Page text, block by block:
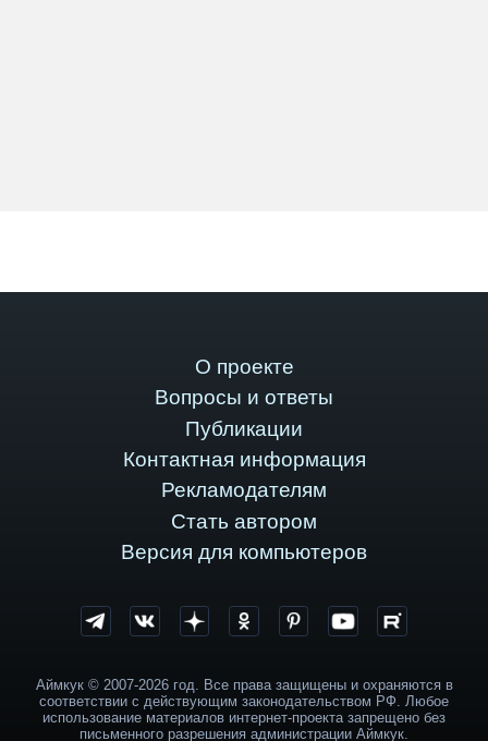
О проекте
Вопросы и ответы
Публикации
Контактная информация
Рекламодателям
Стать автором
Версия для компьютеров
Аймкук © 2007-2026 год. Все права защищены и охраняются в
соответствии с действующим законодательством РФ. Любое
использование материалов интернет-проекта запрещено без
письменного разрешения администрации Аймкук.